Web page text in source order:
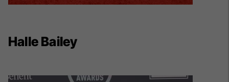
Halle Bailey